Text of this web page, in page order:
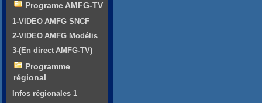
Programe AMFG-TV
1-VIDEO AMFG SNCF
2-VIDEO AMFG Modélis
3-(En direct AMFG-TV)
Programme
régional
Infos régionales 1